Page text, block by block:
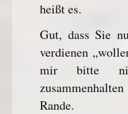
heißt es.
Gut, dass Sie
verdienen
mir bitte
Rande.